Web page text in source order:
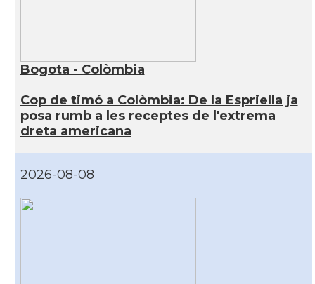
Bogota - Colòmbia
Cop de timó a Colòmbia: De la Espriella ja
posa rumb a les receptes de l'extrema
dreta americana
2026-08-08